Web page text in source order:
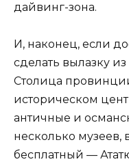
дайвинг-зона.
И, наконец, если
сделать вылазку
Столица
историческом
античные и
несколько музеев,
бесплатный —